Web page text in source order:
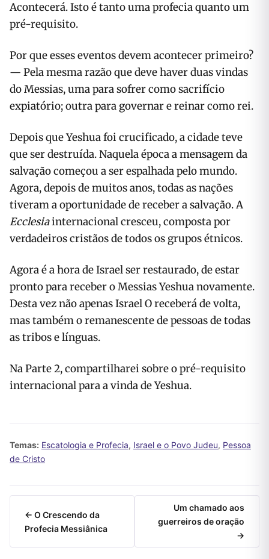
Acontecerá. Isto é tanto uma profecia quanto um
pré-requisito.
Por que esses eventos devem acontecer primeiro?
— Pela mesma razão que deve haver duas vindas
do Messias, uma para sofrer como sacrifício
expiatório; outra para governar e reinar como rei.
Depois que Yeshua foi crucificado, a cidade teve
que ser destruída. Naquela época a mensagem da
salvação começou a ser espalhada pelo mundo.
Agora, depois de muitos anos, todas as nações
tiveram a oportunidade de receber a salvação. A
Ecclesiainternacional cresceu, composta por
verdadeiros cristãos de todos os grupos étnicos.
Agora é a hora de Israel ser restaurado, de estar
pronto para receber o Messias Yeshua novamente.
Desta vez não apenas Israel O receberá de volta,
mas também o remanescente de pessoas de todas
as tribos e línguas.
Na Parte 2, compartilharei sobre o pré-requisito
internacional para a vinda de Yeshua.
Temas: Escatologia e Profecia, Israel e o Povo Judeu, Pessoa
de Cristo
← O Crescendo da
Profecia Messiânica
Um chamado aos
guerreiros de oração
→